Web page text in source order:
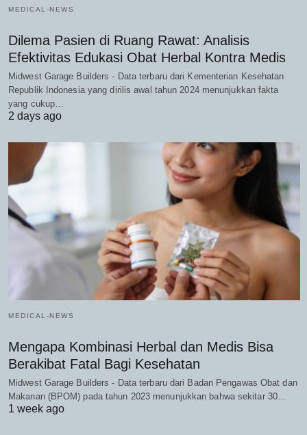
MEDICAL-NEWS
Dilema Pasien di Ruang Rawat: Analisis
Efektivitas Edukasi Obat Herbal Kontra Medis
Midwest Garage Builders - Data terbaru dari Kementerian Kesehatan
Republik Indonesia yang dirilis awal tahun 2024 menunjukkan fakta
yang cukup…
2 days ago
MEDICAL-NEWS
Mengapa Kombinasi Herbal dan Medis Bisa
Berakibat Fatal Bagi Kesehatan
Midwest Garage Builders - Data terbaru dari Badan Pengawas Obat dan
Makanan (BPOM) pada tahun 2023 menunjukkan bahwa sekitar 30…
1 week ago